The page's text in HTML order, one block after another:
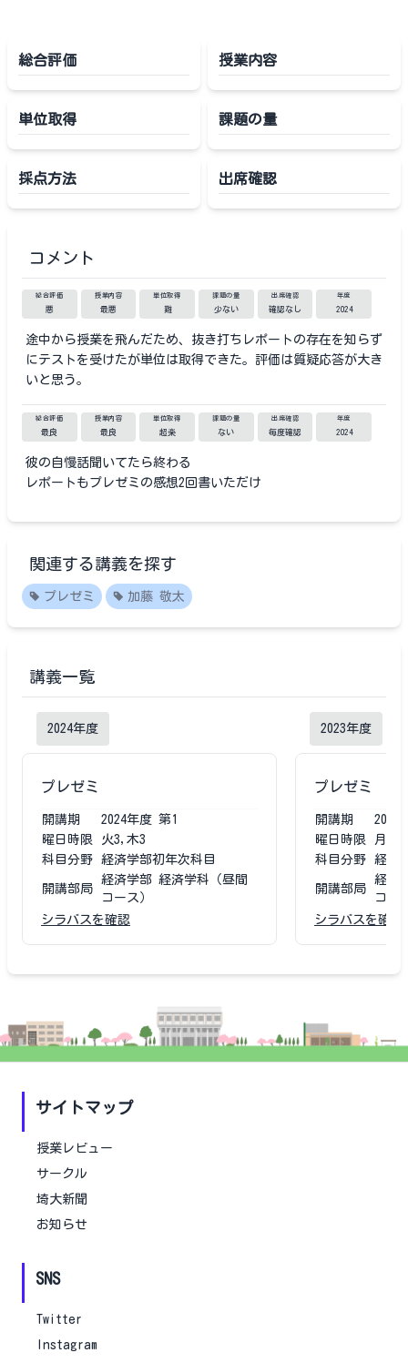
総合評価 授業内容
単位取得 課題の量
採点方法 出席確認
コメント
総合評価
悪
授業内容
最悪
単位取得
難
課題の量
少ない
出席確認
確認なし
年度
2024
途中から授業を飛んだため、抜き打ちレポートの存在を知らず
にテストを受けたが単位は取得できた。評価は質疑応答が大き
いと思う。
総合評価
最良
授業内容
最良
単位取得
超楽
課題の量
ない
出席確認
毎度確認
年度
2024
彼の自慢話聞いてたら終わる
レポートもプレゼミの感想2回書いただけ
関連する講義を探す
プレゼミ 加藤 敬太
講義一覧
2024年度
プレゼミ
開講期 2024年度 第1
曜日時限
火3,木3
科目分野
経済学部初年次科目
開講部局
経済学部 経済学科（昼間
コース）
シラバスを確認
2023年度
プレゼミ
開講期 2023
曜日時限
月3,
科目分野
経済
開講部局
経済
コー
シラバスを確認
サイトマップ
授業レビュー
サークル
埼大新聞
お知らせ
SNS
Twitter
Instagram